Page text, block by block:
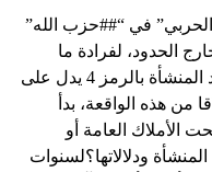
الحربي” في “##حزب الله”
وخارج الحدود، لفرادة ما
كشف عنه من قدرات، وإن يكن تحديد المنشأة بالرمز 4 يدل على
من هذه الواقعة، بدأ
الأملاك العامة أو
ودلالاتها؟لسنوات